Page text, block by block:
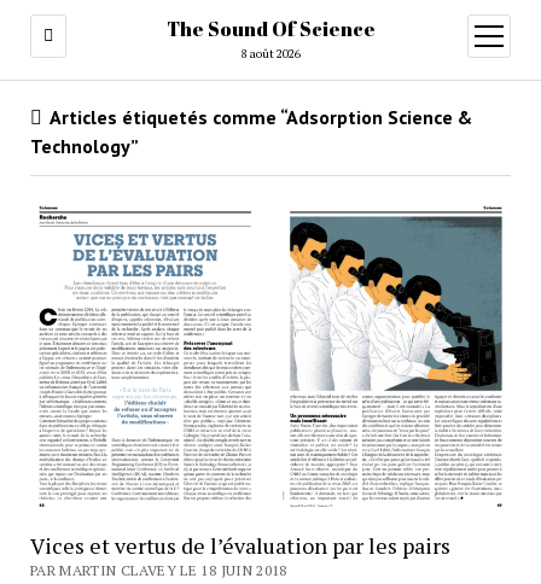
The Sound Of Science
8 août 2026
ouvrir
menu
Articles étiquetés comme “Adsorption Science &
Technology”
Vices et vertus de l’évaluation par les pairs
PAR MARTIN CLAVEY LE 18 JUIN 2018